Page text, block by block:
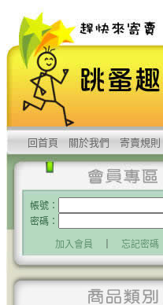
回首頁 關於我們 寄賣規則
帳號：
密碼：
加入會員 忘記密碼